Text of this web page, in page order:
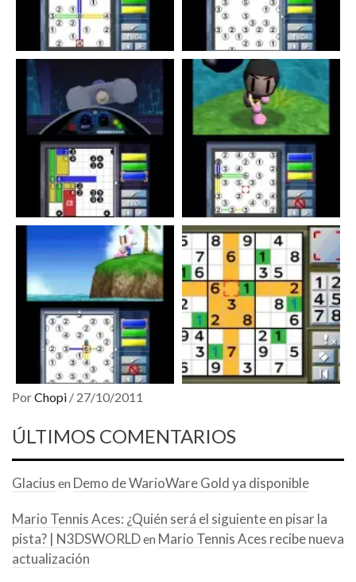
PorChopi / 27/10/2011
ÚLTIMOS COMENTARIOS
Glacius en Demo de WarioWare Gold ya disponible
Mario Tennis Aces: ¿Quién será el siguiente en pisar la
pista? | N3DSWORLDen Mario Tennis Aces recibe nueva
actualización